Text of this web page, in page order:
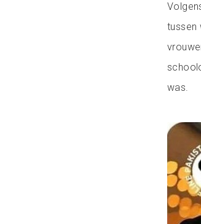
tussen
was.